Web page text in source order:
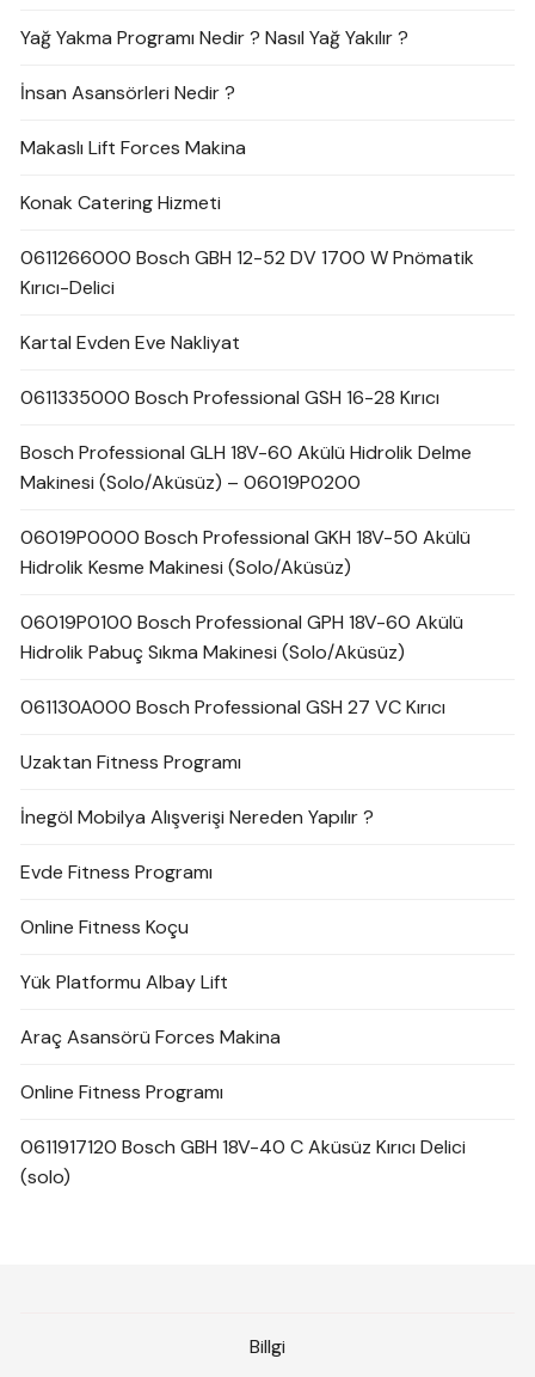
Yağ Yakma Programı Nedir ? Nasıl Yağ Yakılır ?
İnsan Asansörleri Nedir ?
Makaslı Lift Forces Makina
Konak Catering Hizmeti
0611266000 Bosch GBH 12-52 DV 1700 W Pnömatik
Kırıcı-Delici
Kartal Evden Eve Nakliyat
0611335000 Bosch Professional GSH 16-28 Kırıcı
Bosch Professional GLH 18V-60 Akülü Hidrolik Delme
Makinesi (Solo/Aküsüz) – 06019P0200
06019P0000 Bosch Professional GKH 18V-50 Akülü
Hidrolik Kesme Makinesi (Solo/Aküsüz)
06019P0100 Bosch Professional GPH 18V-60 Akülü
Hidrolik Pabuç Sıkma Makinesi (Solo/Aküsüz)
061130A000 Bosch Professional GSH 27 VC Kırıcı
Uzaktan Fitness Programı
İnegöl Mobilya Alışverişi Nereden Yapılır ?
Evde Fitness Programı
Online Fitness Koçu
Yük Platformu Albay Lift
Araç Asansörü Forces Makina
Online Fitness Programı
0611917120 Bosch GBH 18V-40 C Aküsüz Kırıcı Delici
(solo)
Billgi